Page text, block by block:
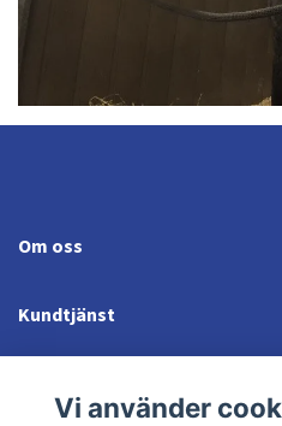
Om oss
Kundtjänst
Vi använder